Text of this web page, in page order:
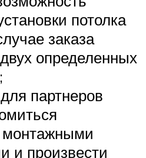
потолка
заказа
определенных
партнеров
и произвести